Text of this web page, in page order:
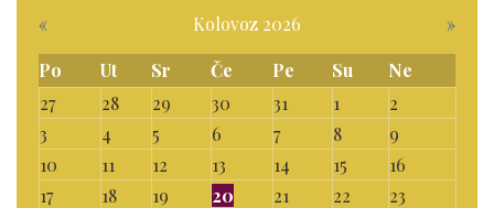
« Kolovoz 2026
»
Po
Ut Sr Če Pe Su
Ne
27
28 29 30 31 1
2
3
4 5 6 7 8
9
10
11 12 13 14 15
16
17
18 19 20 21 22
23